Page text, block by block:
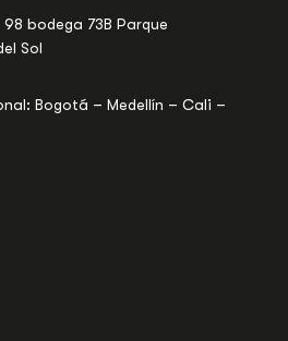
bodega 73B Parque
Sol
Bogotá – Medellín – Cali –